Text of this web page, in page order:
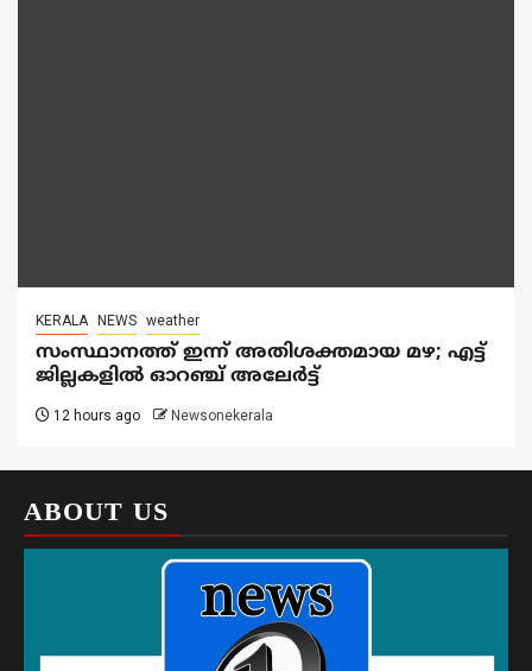
KERALA NEWS weather
സംസ്ഥാനത്ത് ഇന്ന് അതിശക്തമായ മഴ; എട്ട്
ജില്ലകളിൽ ഓറഞ്ച് അലേര്‍ട്ട്
12 hours ago Newsonekerala
ABOUT US